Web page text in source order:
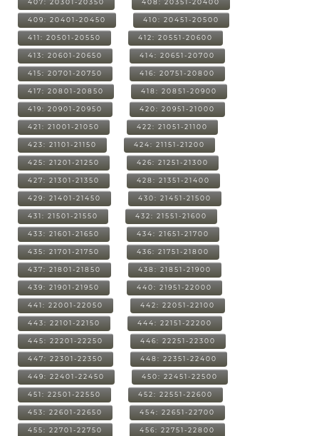
407: 20301-20350 408: 20351-20400
409: 20401-20450 410: 20451-20500
411: 20501-20550 412: 20551-20600
413: 20601-20650 414: 20651-20700
415: 20701-20750 416: 20751-20800
417: 20801-20850 418: 20851-20900
419: 20901-20950 420: 20951-21000
421: 21001-21050 422: 21051-21100
423: 21101-21150 424: 21151-21200
425: 21201-21250 426: 21251-21300
427: 21301-21350 428: 21351-21400
429: 21401-21450 430: 21451-21500
431: 21501-21550 432: 21551-21600
433: 21601-21650 434: 21651-21700
435: 21701-21750 436: 21751-21800
437: 21801-21850 438: 21851-21900
439: 21901-21950 440: 21951-22000
441: 22001-22050 442: 22051-22100
443: 22101-22150 444: 22151-22200
445: 22201-22250 446: 22251-22300
447: 22301-22350 448: 22351-22400
449: 22401-22450 450: 22451-22500
451: 22501-22550 452: 22551-22600
453: 22601-22650 454: 22651-22700
455: 22701-22750 456: 22751-22800